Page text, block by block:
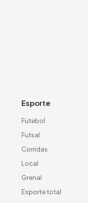
Esporte
Futebol
Futsal
Corridas
Local
Grenal
Esporte total